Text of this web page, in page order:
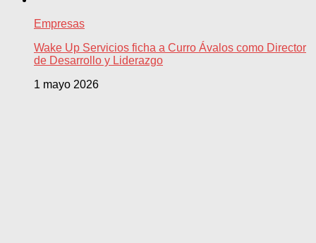
Empresas
Wake Up Servicios ficha a Curro Ávalos como Director
de Desarrollo y Liderazgo
1 mayo 2026